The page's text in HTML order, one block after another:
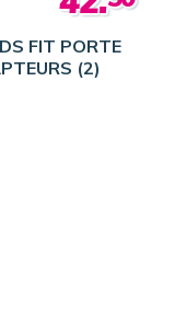
FIT PORTE
(2)